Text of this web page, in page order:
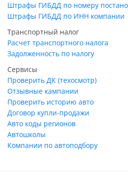
Штрафы ГИБДД по номеру
Штрафы ГИБДД по ИНН компании
Транспортный налог
Расчет транспортного налога
Задолженность по налогу
Сервисы
Проверить ДК (техосмотр)
Отзывные кампании
Проверить историю авто
Договор купли-продажи
Авто коды регионов
Автошколы
Компании по автоподбору